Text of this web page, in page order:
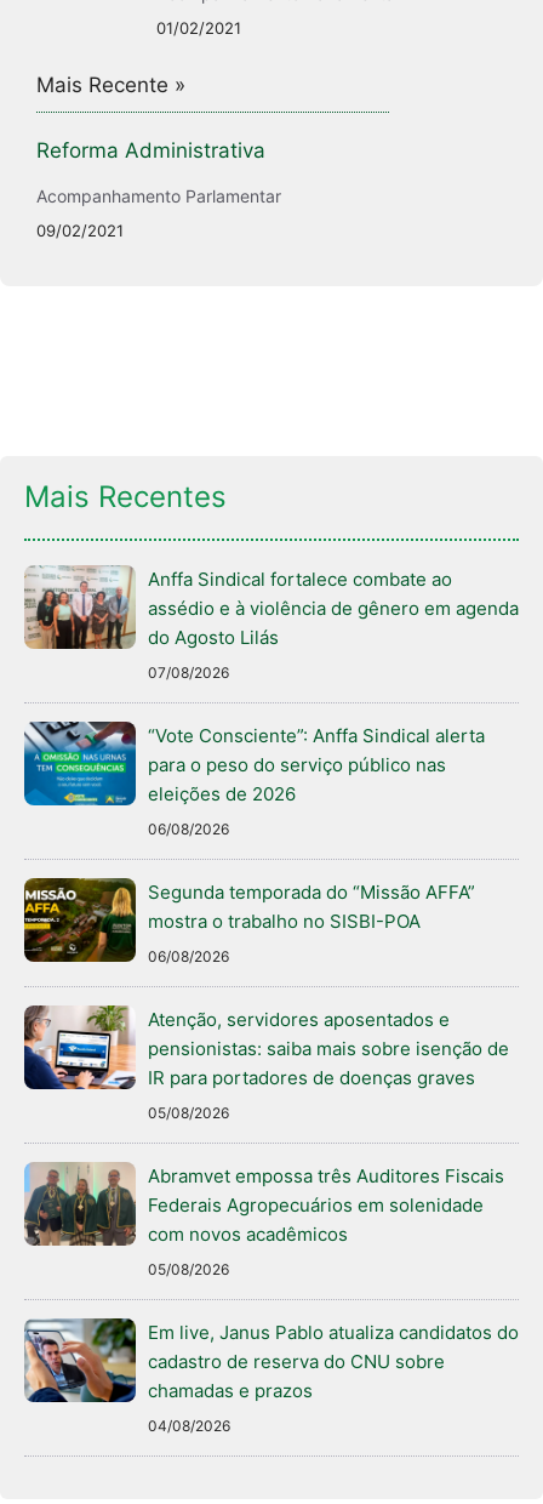
01/02/2021
Mais Recente »
Reforma Administrativa
Acompanhamento Parlamentar
09/02/2021
Mais Recentes
Anffa Sindical fortalece combate ao
assédio e à violência de gênero em agenda
do Agosto Lilás
07/08/2026
“Vote Consciente”: Anffa Sindical alerta
para o peso do serviço público nas
eleições de 2026
06/08/2026
Segunda temporada do “Missão AFFA”
mostra o trabalho no SISBI-POA
06/08/2026
Atenção, servidores aposentados e
pensionistas: saiba mais sobre isenção de
IR para portadores de doenças graves
05/08/2026
Abramvet empossa três Auditores Fiscais
Federais Agropecuários em solenidade
com novos acadêmicos
05/08/2026
Em live, Janus Pablo atualiza candidatos do
cadastro de reserva do CNU sobre
chamadas e prazos
04/08/2026